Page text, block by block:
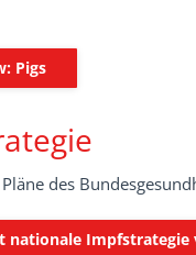
Pigs
des
nationale Impfstrategie